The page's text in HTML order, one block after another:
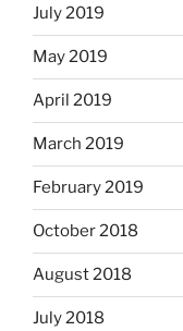
July 2019
May 2019
April 2019
March 2019
February 2019
October 2018
August 2018
July 2018